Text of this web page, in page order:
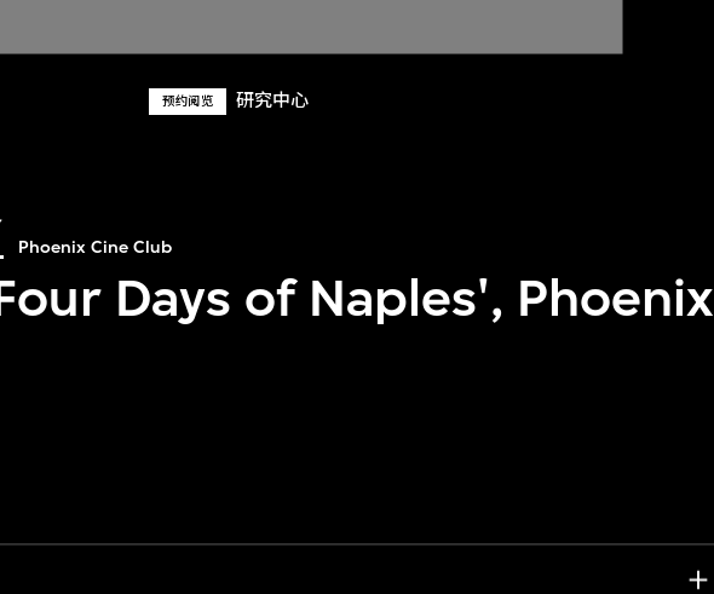
预约阅览 研究中心
Phoenix Cine Club
Days of Naples', Phoenix